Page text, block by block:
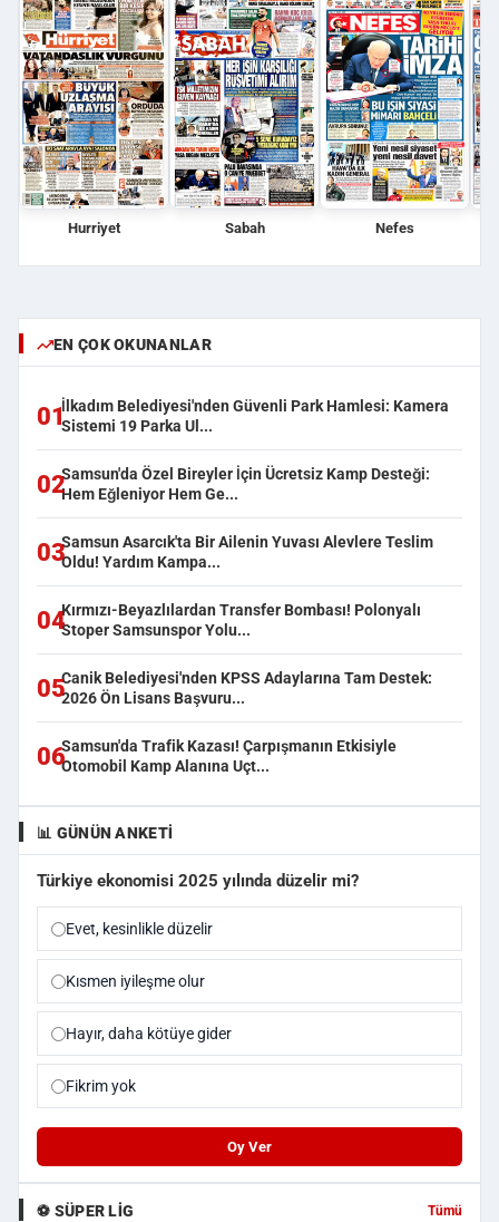
Hurriyet Sabah Nefes
EN ÇOK OKUNANLAR
01İlkadım Belediyesi'nden Güvenli Park Hamlesi: Kamera
Sistemi 19 Parka Ul...
02Samsun'da Özel Bireyler İçin Ücretsiz Kamp Desteği:
Hem Eğleniyor Hem Ge...
03Samsun Asarcık'ta Bir Ailenin Yuvası Alevlere Teslim
Oldu! Yardım Kampa...
04Kırmızı-Beyazlılardan Transfer Bombası! Polonyalı
Stoper Samsunspor Yolu...
05Canik Belediyesi'nden KPSS Adaylarına Tam Destek:
2026 Ön Lisans Başvuru...
06Samsun'da Trafik Kazası! Çarpışmanın Etkisiyle
Otomobil Kamp Alanına Uçt...
📊 GÜNÜN ANKETI
Türkiye ekonomisi 2025 yılında düzelir mi?
Evet, kesinlikle düzelir
Kısmen iyileşme olur
Hayır, daha kötüye gider
Fikrim yok
Oy Ver
⚽ SÜPER LIG Tümü